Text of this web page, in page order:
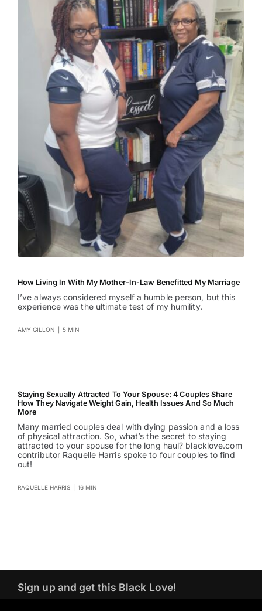
How Living In With My Mother-In-Law Benefitted My Marriage
I’ve always considered myself a humble person, but this
experience was the ultimate test of my humility.
AMY GILLON 5 MIN
Staying Sexually Attracted To Your Spouse: 4 Couples Share
How They Navigate Weight Gain, Health Issues And So Much
More
Many married couples deal with dying passion and a loss
of physical attraction. So, what’s the secret to staying
attracted to your spouse for the long haul? blacklove.com
contributor Raquelle Harris spoke to four couples to find
out!
RAQUELLE HARRIS 16 MIN
Sign up and get this Black Love!